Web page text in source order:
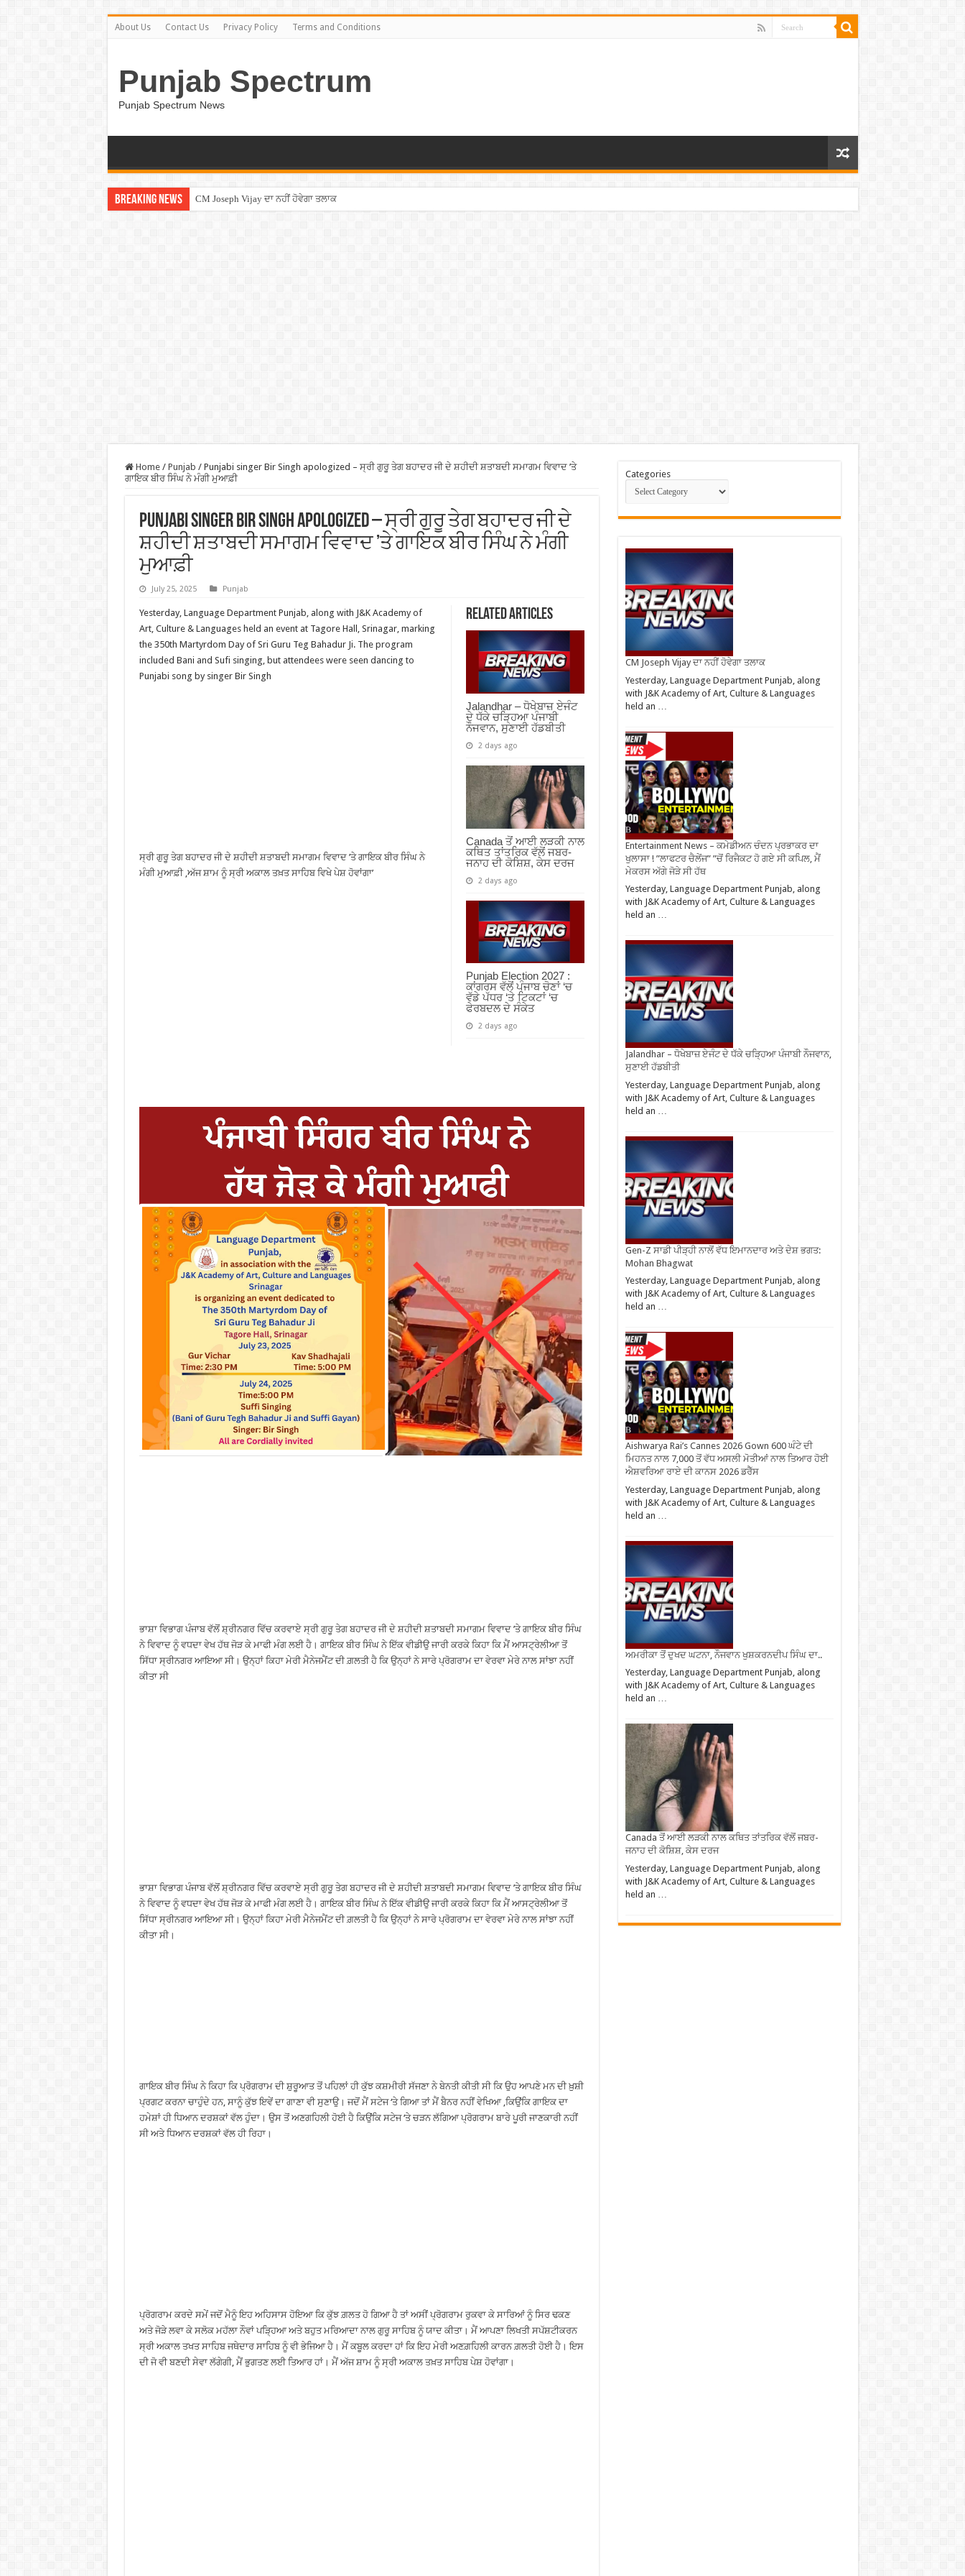
About Us Contact Us Privacy Policy Terms and Conditions
Punjab Spectrum
Punjab Spectrum News
Breaking News Entertainment News – ਕਮੇਡੀਅਨ ਚੰਦਨ ਪ੍ਰਭਾਕਰ ਦਾ ਖੁਲਾਸਾ ! ”ਲਾਫਟਰ ਚੈਲੇਂਜ” ”ਚੋਂ ਰਿਜੈਕਟ ਹੋ ਗਏ ਸੀ ਕਪਿਲ, ਮੈਂ ਮੇਕਰਸ ਅੱਗੇ ਜੋੜੇ ਸੀ ਹੱਥ
Home / Punjab / Punjabi singer Bir Singh apologized – ਸ੍ਰੀ ਗੁਰੂ ਤੇਗ ਬਹਾਦਰ ਜੀ ਦੇ ਸ਼ਹੀਦੀ ਸ਼ਤਾਬਦੀ ਸਮਾਗਮ ਵਿਵਾਦ ’ਤੇ
ਗਾਇਕ ਬੀਰ ਸਿੰਘ ਨੇ ਮੰਗੀ ਮੁਆਫ਼ੀ
Punjabi singer Bir Singh apologized – ਸ੍ਰੀ ਗੁਰੂ ਤੇਗ ਬਹਾਦਰ ਜੀ ਦੇ
ਸ਼ਹੀਦੀ ਸ਼ਤਾਬਦੀ ਸਮਾਗਮ ਵਿਵਾਦ ’ਤੇ ਗਾਇਕ ਬੀਰ ਸਿੰਘ ਨੇ ਮੰਗੀ
ਮੁਆਫ਼ੀ
July 25, 2025 Punjab
Related Articles
Jalandhar – ਧੋਖੇਬਾਜ਼ ਏਜੰਟ
ਦੇ ਧੱਕੇ ਚੜ੍ਹਿਆ ਪੰਜਾਬੀ
ਨੌਜਵਾਨ, ਸੁਣਾਈ ਹੱਡਬੀਤੀ
2 days ago
Canada ਤੋਂ ਆਈ ਲੜਕੀ ਨਾਲ
ਕਥਿਤ ਤਾਂਤਰਿਕ ਵੱਲੋਂ ਜਬਰ-
ਜਨਾਹ ਦੀ ਕੋਸ਼ਿਸ਼, ਕੇਸ ਦਰਜ
2 days ago
Punjab Election 2027 :
ਕਾਂਗਰਸ ਵੱਲੋਂ ਪੰਜਾਬ ਚੋਣਾਂ ‘ਚ
ਵੱਡੇ ਪੱਧਰ ‘ਤੇ ਟਿਕਟਾਂ ‘ਚ
ਫੇਰਬਦਲ ਦੇ ਸੰਕੇਤ
2 days ago
Yesterday, Language Department Punjab, along with J&K Academy of
Art, Culture & Languages held an event at Tagore Hall, Srinagar, marking
the 350th Martyrdom Day of Sri Guru Teg Bahadur Ji. The program
included Bani and Sufi singing, but attendees were seen dancing to
Punjabi song by singer Bir Singh
ਸ੍ਰੀ ਗੁਰੂ ਤੇਗ ਬਹਾਦਰ ਜੀ ਦੇ ਸ਼ਹੀਦੀ ਸ਼ਤਾਬਦੀ ਸਮਾਗਮ ਵਿਵਾਦ ’ਤੇ ਗਾਇਕ ਬੀਰ ਸਿੰਘ ਨੇ
ਮੰਗੀ ਮੁਆਫ਼ੀ ,ਅੱਜ ਸ਼ਾਮ ਨੂੰ ਸ੍ਰੀ ਅਕਾਲ ਤਖ਼ਤ ਸਾਹਿਬ ਵਿਖੇ ਪੇਸ਼ ਹੋਵਾਂਗਾ’
ਭਾਸ਼ਾ ਵਿਭਾਗ ਪੰਜਾਬ ਵੱਲੋਂ ਸ਼੍ਰੀਨਗਰ ਵਿੱਚ ਕਰਵਾਏ ਸ੍ਰੀ ਗੁਰੂ ਤੇਗ ਬਹਾਦਰ ਜੀ ਦੇ ਸ਼ਹੀਦੀ ਸ਼ਤਾਬਦੀ ਸਮਾਗਮ ਵਿਵਾਦ ’ਤੇ ਗਾਇਕ ਬੀਰ ਸਿੰਘ
ਨੇ ਵਿਵਾਦ ਨੂੰ ਵਧਦਾ ਵੇਖ ਹੱਥ ਜੋੜ ਕੇ ਮਾਫੀ ਮੰਗ ਲਈ ਹੈ। ਗਾਇਕ ਬੀਰ ਸਿੰਘ ਨੇ ਇੱਕ ਵੀਡੀਉ ਜਾਰੀ ਕਰਕੇ ਕਿਹਾ ਕਿ ਮੈਂ ਆਸਟ੍ਰੇਲੀਆ ਤੋਂ
ਸਿੱਧਾ ਸ੍ਰੀਨਗਰ ਆਇਆ ਸੀ। ਉਨ੍ਹਾਂ ਕਿਹਾ ਮੇਰੀ ਮੈਨੇਜਮੈਂਟ ਦੀ ਗ਼ਲਤੀ ਹੈ ਕਿ ਉਨ੍ਹਾਂ ਨੇ ਸਾਰੇ ਪ੍ਰੋਗਰਾਮ ਦਾ ਵੇਰਵਾ ਮੇਰੇ ਨਾਲ ਸਾਂਝਾ ਨਹੀਂ
ਕੀਤਾ ਸੀ
ਭਾਸ਼ਾ ਵਿਭਾਗ ਪੰਜਾਬ ਵੱਲੋਂ ਸ਼੍ਰੀਨਗਰ ਵਿੱਚ ਕਰਵਾਏ ਸ੍ਰੀ ਗੁਰੂ ਤੇਗ ਬਹਾਦਰ ਜੀ ਦੇ ਸ਼ਹੀਦੀ ਸ਼ਤਾਬਦੀ ਸਮਾਗਮ ਵਿਵਾਦ ’ਤੇ ਗਾਇਕ ਬੀਰ ਸਿੰਘ
ਨੇ ਵਿਵਾਦ ਨੂੰ ਵਧਦਾ ਵੇਖ ਹੱਥ ਜੋੜ ਕੇ ਮਾਫੀ ਮੰਗ ਲਈ ਹੈ। ਗਾਇਕ ਬੀਰ ਸਿੰਘ ਨੇ ਇੱਕ ਵੀਡੀਉ ਜਾਰੀ ਕਰਕੇ ਕਿਹਾ ਕਿ ਮੈਂ ਆਸਟ੍ਰੇਲੀਆ ਤੋਂ
ਸਿੱਧਾ ਸ੍ਰੀਨਗਰ ਆਇਆ ਸੀ। ਉਨ੍ਹਾਂ ਕਿਹਾ ਮੇਰੀ ਮੈਨੇਜਮੈਂਟ ਦੀ ਗ਼ਲਤੀ ਹੈ ਕਿ ਉਨ੍ਹਾਂ ਨੇ ਸਾਰੇ ਪ੍ਰੋਗਰਾਮ ਦਾ ਵੇਰਵਾ ਮੇਰੇ ਨਾਲ ਸਾਂਝਾ ਨਹੀਂ
ਕੀਤਾ ਸੀ।
ਗਾਇਕ ਬੀਰ ਸਿੰਘ ਨੇ ਕਿਹਾ ਕਿ ਪ੍ਰੋਗਰਾਮ ਦੀ ਸ਼ੁਰੂਆਤ ਤੋਂ ਪਹਿਲਾਂ ਹੀ ਕੁੱਝ ਕਸ਼ਮੀਰੀ ਸੱਜਣਾ ਨੇ ਬੇਨਤੀ ਕੀਤੀ ਸੀ ਕਿ ਉਹ ਆਪਣੇ ਮਨ ਦੀ ਖ਼ੁਸ਼ੀ
ਪ੍ਰਗਟ ਕਰਨਾ ਚਾਹੁੰਦੇ ਹਨ, ਸਾਨੂੰ ਕੁੱਝ ਇਵੇਂ ਦਾ ਗਾਣਾ ਵੀ ਸੁਣਾਉ। ਜਦੋਂ ਮੈਂ ਸਟੇਜ ‘ਤੇ ਗਿਆ ਤਾਂ ਮੈਂ ਬੈਨਰ ਨਹੀਂ ਵੇਖਿਆ ,ਕਿਉਂਕਿ ਗਾਇਕ ਦਾ
ਹਮੇਸ਼ਾਂ ਹੀ ਧਿਆਨ ਦਰਸ਼ਕਾਂ ਵੱਲ ਹੁੰਦਾ। ਉਸ ਤੋਂ ਅਣਗਹਿਲੀ ਹੋਈ ਹੈ ਕਿਉਂਕਿ ਸਟੇਜ ‘ਤੇ ਚੜਨ ਲੱਗਿਆ ਪ੍ਰੋਗਰਾਮ ਬਾਰੇ ਪੂਰੀ ਜਾਣਕਾਰੀ ਨਹੀਂ
ਸੀ ਅਤੇ ਧਿਆਨ ਦਰਸ਼ਕਾਂ ਵੱਲ ਹੀ ਰਿਹਾ।
ਪ੍ਰੋਗਰਾਮ ਕਰਦੇ ਸਮੇਂ ਜਦੋਂ ਮੈਨੂੰ ਇਹ ਅਹਿਸਾਸ ਹੋਇਆ ਕਿ ਕੁੱਝ ਗ਼ਲਤ ਹੋ ਗਿਆ ਹੈ ਤਾਂ ਅਸੀਂ ਪ੍ਰੋਗਰਾਮ ਰੁਕਵਾ ਕੇ ਸਾਰਿਆਂ ਨੂੰ ਸਿਰ ਢਕਣ
ਅਤੇ ਜੋੜੇ ਲਵਾ ਕੇ ਸਲੋਕ ਮਹੱਲਾ ਨੌਵਾਂ ਪੜ੍ਹਿਆ ਅਤੇ ਬਹੁਤ ਮਰਿਆਦਾ ਨਾਲ ਗੁਰੂ ਸਾਹਿਬ ਨੂੰ ਯਾਦ ਕੀਤਾ। ਮੈਂ ਆਪਣਾ ਲਿਖਤੀ ਸਪੱਸ਼ਟੀਕਰਨ
ਸ੍ਰੀ ਅਕਾਲ ਤਖਤ ਸਾਹਿਬ ਜਥੇਦਾਰ ਸਾਹਿਬ ਨੂੰ ਵੀ ਭੇਜਿਆ ਹੈ। ਮੈਂ ਕਬੂਲ ਕਰਦਾ ਹਾਂ ਕਿ ਇਹ ਮੇਰੀ ਅਣਗ਼ਹਿਲੀ ਕਾਰਨ ਗ਼ਲਤੀ ਹੋਈ ਹੈ। ਇਸ
ਦੀ ਜੋ ਵੀ ਬਣਦੀ ਸੇਵਾ ਲੱਗੇਗੀ, ਮੈਂ ਭੁਗਤਣ ਲਈ ਤਿਆਰ ਹਾਂ। ਮੈਂ ਅੱਜ ਸ਼ਾਮ ਨੂੰ ਸ੍ਰੀ ਅਕਾਲ ਤਖ਼ਤ ਸਾਹਿਬ ਪੇਸ਼ ਹੋਵਾਂਗਾ।
Categories
CM Joseph Vijay ਦਾ ਨਹੀਂ ਹੋਵੇਗਾ ਤਲਾਕ
Yesterday, Language Department Punjab, along
with J&K Academy of Art, Culture & Languages
held an …
Entertainment News – ਕਮੇਡੀਅਨ ਚੰਦਨ ਪ੍ਰਭਾਕਰ ਦਾ
ਖੁਲਾਸਾ ! ”ਲਾਫਟਰ ਚੈਲੇਂਜ” ”ਚੋਂ ਰਿਜੈਕਟ ਹੋ ਗਏ ਸੀ ਕਪਿਲ, ਮੈਂ
ਮੇਕਰਸ ਅੱਗੇ ਜੋੜੇ ਸੀ ਹੱਥ
Yesterday, Language Department Punjab, along
with J&K Academy of Art, Culture & Languages
held an …
Jalandhar – ਧੋਖੇਬਾਜ਼ ਏਜੰਟ ਦੇ ਧੱਕੇ ਚੜ੍ਹਿਆ ਪੰਜਾਬੀ ਨੌਜਵਾਨ,
ਸੁਣਾਈ ਹੱਡਬੀਤੀ
Yesterday, Language Department Punjab, along
with J&K Academy of Art, Culture & Languages
held an …
Gen-Z ਸਾਡੀ ਪੀੜ੍ਹੀ ਨਾਲੋਂ ਵੱਧ ਇਮਾਨਦਾਰ ਅਤੇ ਦੇਸ਼ ਭਗਤ:
Mohan Bhagwat
Yesterday, Language Department Punjab, along
with J&K Academy of Art, Culture & Languages
held an …
Aishwarya Rai’s Cannes 2026 Gown 600 ਘੰਟੇ ਦੀ
ਮਿਹਨਤ ਨਾਲ 7,000 ਤੋਂ ਵੱਧ ਅਸਲੀ ਮੋਤੀਆਂ ਨਾਲ ਤਿਆਰ ਹੋਈ
ਐਸ਼ਵਰਿਆ ਰਾਏ ਦੀ ਕਾਨਸ 2026 ਡਰੈੱਸ
Yesterday, Language Department Punjab, along
with J&K Academy of Art, Culture & Languages
held an …
ਅਮਰੀਕਾ ਤੋਂ ਦੁਖਦ ਘਟਨਾ, ਨੌਜਵਾਨ ਖੁਸ਼ਕਰਨਦੀਪ ਸਿੰਘ ਦਾ..
Yesterday, Language Department Punjab, along
with J&K Academy of Art, Culture & Languages
held an …
Canada ਤੋਂ ਆਈ ਲੜਕੀ ਨਾਲ ਕਥਿਤ ਤਾਂਤਰਿਕ ਵੱਲੋਂ ਜਬਰ-
ਜਨਾਹ ਦੀ ਕੋਸ਼ਿਸ਼, ਕੇਸ ਦਰਜ
Yesterday, Language Department Punjab, along
with J&K Academy of Art, Culture & Languages
held an …